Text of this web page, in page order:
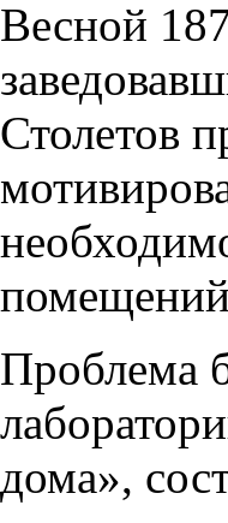
Весной
Столетов
помещений
Проблема
дома»,